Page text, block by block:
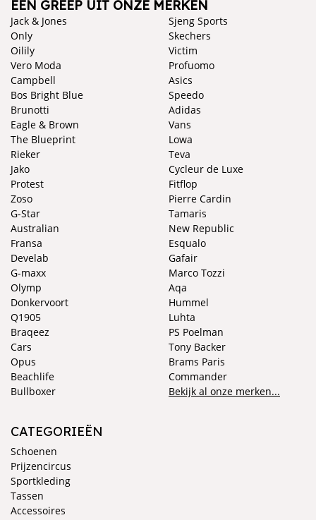
EEN GREEP UIT ONZE MERKEN
Jack & Jones
Only
Oilily
Vero Moda
Campbell
Bos Bright Blue
Brunotti
Eagle & Brown
The Blueprint
Rieker
Jako
Protest
Zoso
Sjeng Sports
Skechers
Victim
Profuomo
Asics
Speedo
Adidas
Vans
Lowa
Teva
Cycleur de Luxe
Fitflop
Pierre Cardin
G-Star
Australian
Fransa
Develab
G-maxx
Olymp
Donkervoort
Q1905
Braqeez
Cars
Opus
Beachlife
Bullboxer
Tamaris
New Republic
Esqualo
Gafair
Marco Tozzi
Aqa
Hummel
Luhta
PS Poelman
Tony Backer
Brams Paris
Commander
Bekijk al onze merken...
CATEGORIEËN
Schoenen
Prijzencircus
Sportkleding
Tassen
Accessoires